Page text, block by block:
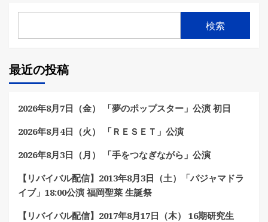
検索
最近の投稿
2026年8月7日（金） 「夢のポップスター」公演 初日
2026年8月4日（火） 「ＲＥＳＥＴ」公演
2026年8月3日（月） 「手をつなぎながら」公演
【リバイバル配信】2013年8月3日（土）「パジャマドラ
イブ」18:00公演 福岡聖菜 生誕祭
【リバイバル配信】2017年8月17日（木） 16期研究生